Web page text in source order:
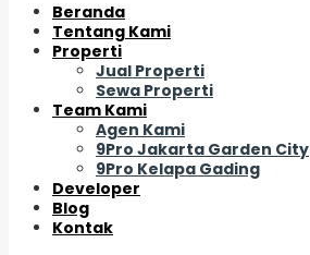
Beranda
Tentang Kami
Properti
Jual Properti
Sewa Properti
Team Kami
Agen Kami
9Pro Jakarta Garden City
9Pro Kelapa Gading
Developer
Blog
Kontak